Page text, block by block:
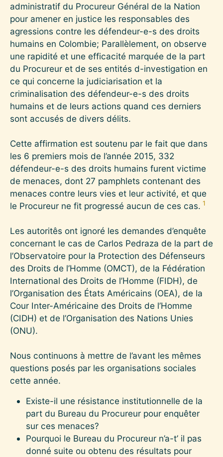
administratif du Procureur Général de la Nation
pour amener en justice les responsables des
agressions contre les défendeur-e-s des droits
humains en Colombie; Parallèlement, on observe
une rapidité et une efficacité marquée de la part
du Procureur et de ses entités d-investigation en
ce qui concerne la judiciarisation et la
criminalisation des défendeur-e-s des droits
humains et de leurs actions quand ces derniers
sont accusés de divers délits.
Cette affirmation est soutenu par le fait que dans
les 6 premiers mois de l’année 2015, 332
défendeur-e-s des droits humains furent victime
de menaces, dont 27 pamphlets contenant des
menaces contre leurs vies et leur activité, et que
le Procureur ne fit progressé aucun de ces cas. 1
Les autoritês ont ignoré les demandes d’enquête
concernant le cas de Carlos Pedraza de la part de
l’Observatoire pour la Protection des Défenseurs
des Droits de l’Homme (OMCT), de la Fédération
International des Droits de l’Homme (FIDH), de
l’Organisation des États Américains (OEA), de la
Cour Inter-Américaine des Droits de l’Homme
(CIDH) et de l’Organisation des Nations Unies
(ONU).
Nous continuons à mettre de l’avant les mêmes
questions posés par les organisations sociales
cette année.
Existe-il une résistance institutionnelle de la
part du Bureau du Procureur pour enquêter
sur ces menaces?
Pourquoi le Bureau du Procureur n’a-t’ il pas
donné suite ou obtenu des résultats pour